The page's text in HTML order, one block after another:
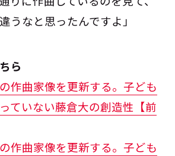
うなと思ったんですよ」
ら
作曲家像を更新する。子ども
ていない藤倉大の創造性【前
作曲家像を更新する。子ども